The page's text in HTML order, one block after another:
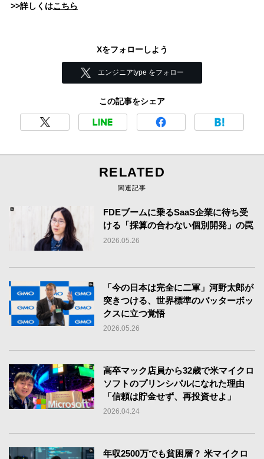
>>詳しくはこちら
Xをフォローしよう
エンジニアtype をフォロー
この記事をシェア
RELATED
関連記事
FDEブームに乗るSaaS企業に待ち受
ける「採算の合わない個別開発」の罠
2026.05.26
「今の日本は完全に二軍」河野太郎が
突きつける、世界標準のバッターボッ
クスに立つ覚悟
2026.05.26
高卒マック店員から32歳で米マイクロ
ソフトのプリンシパルになれた理由
「信頼は貯金せず、再投資せよ」
2026.04.24
年収2500万でも貧困層？ 米マイクロ